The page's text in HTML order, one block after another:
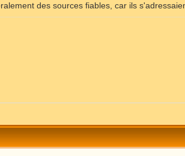
des sources fiables, car ils